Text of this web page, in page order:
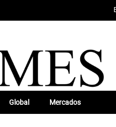
Global Mercados